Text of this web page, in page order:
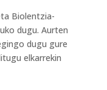
Biolentzia-
dugu. Aurten
dugu gure
elkarrekin